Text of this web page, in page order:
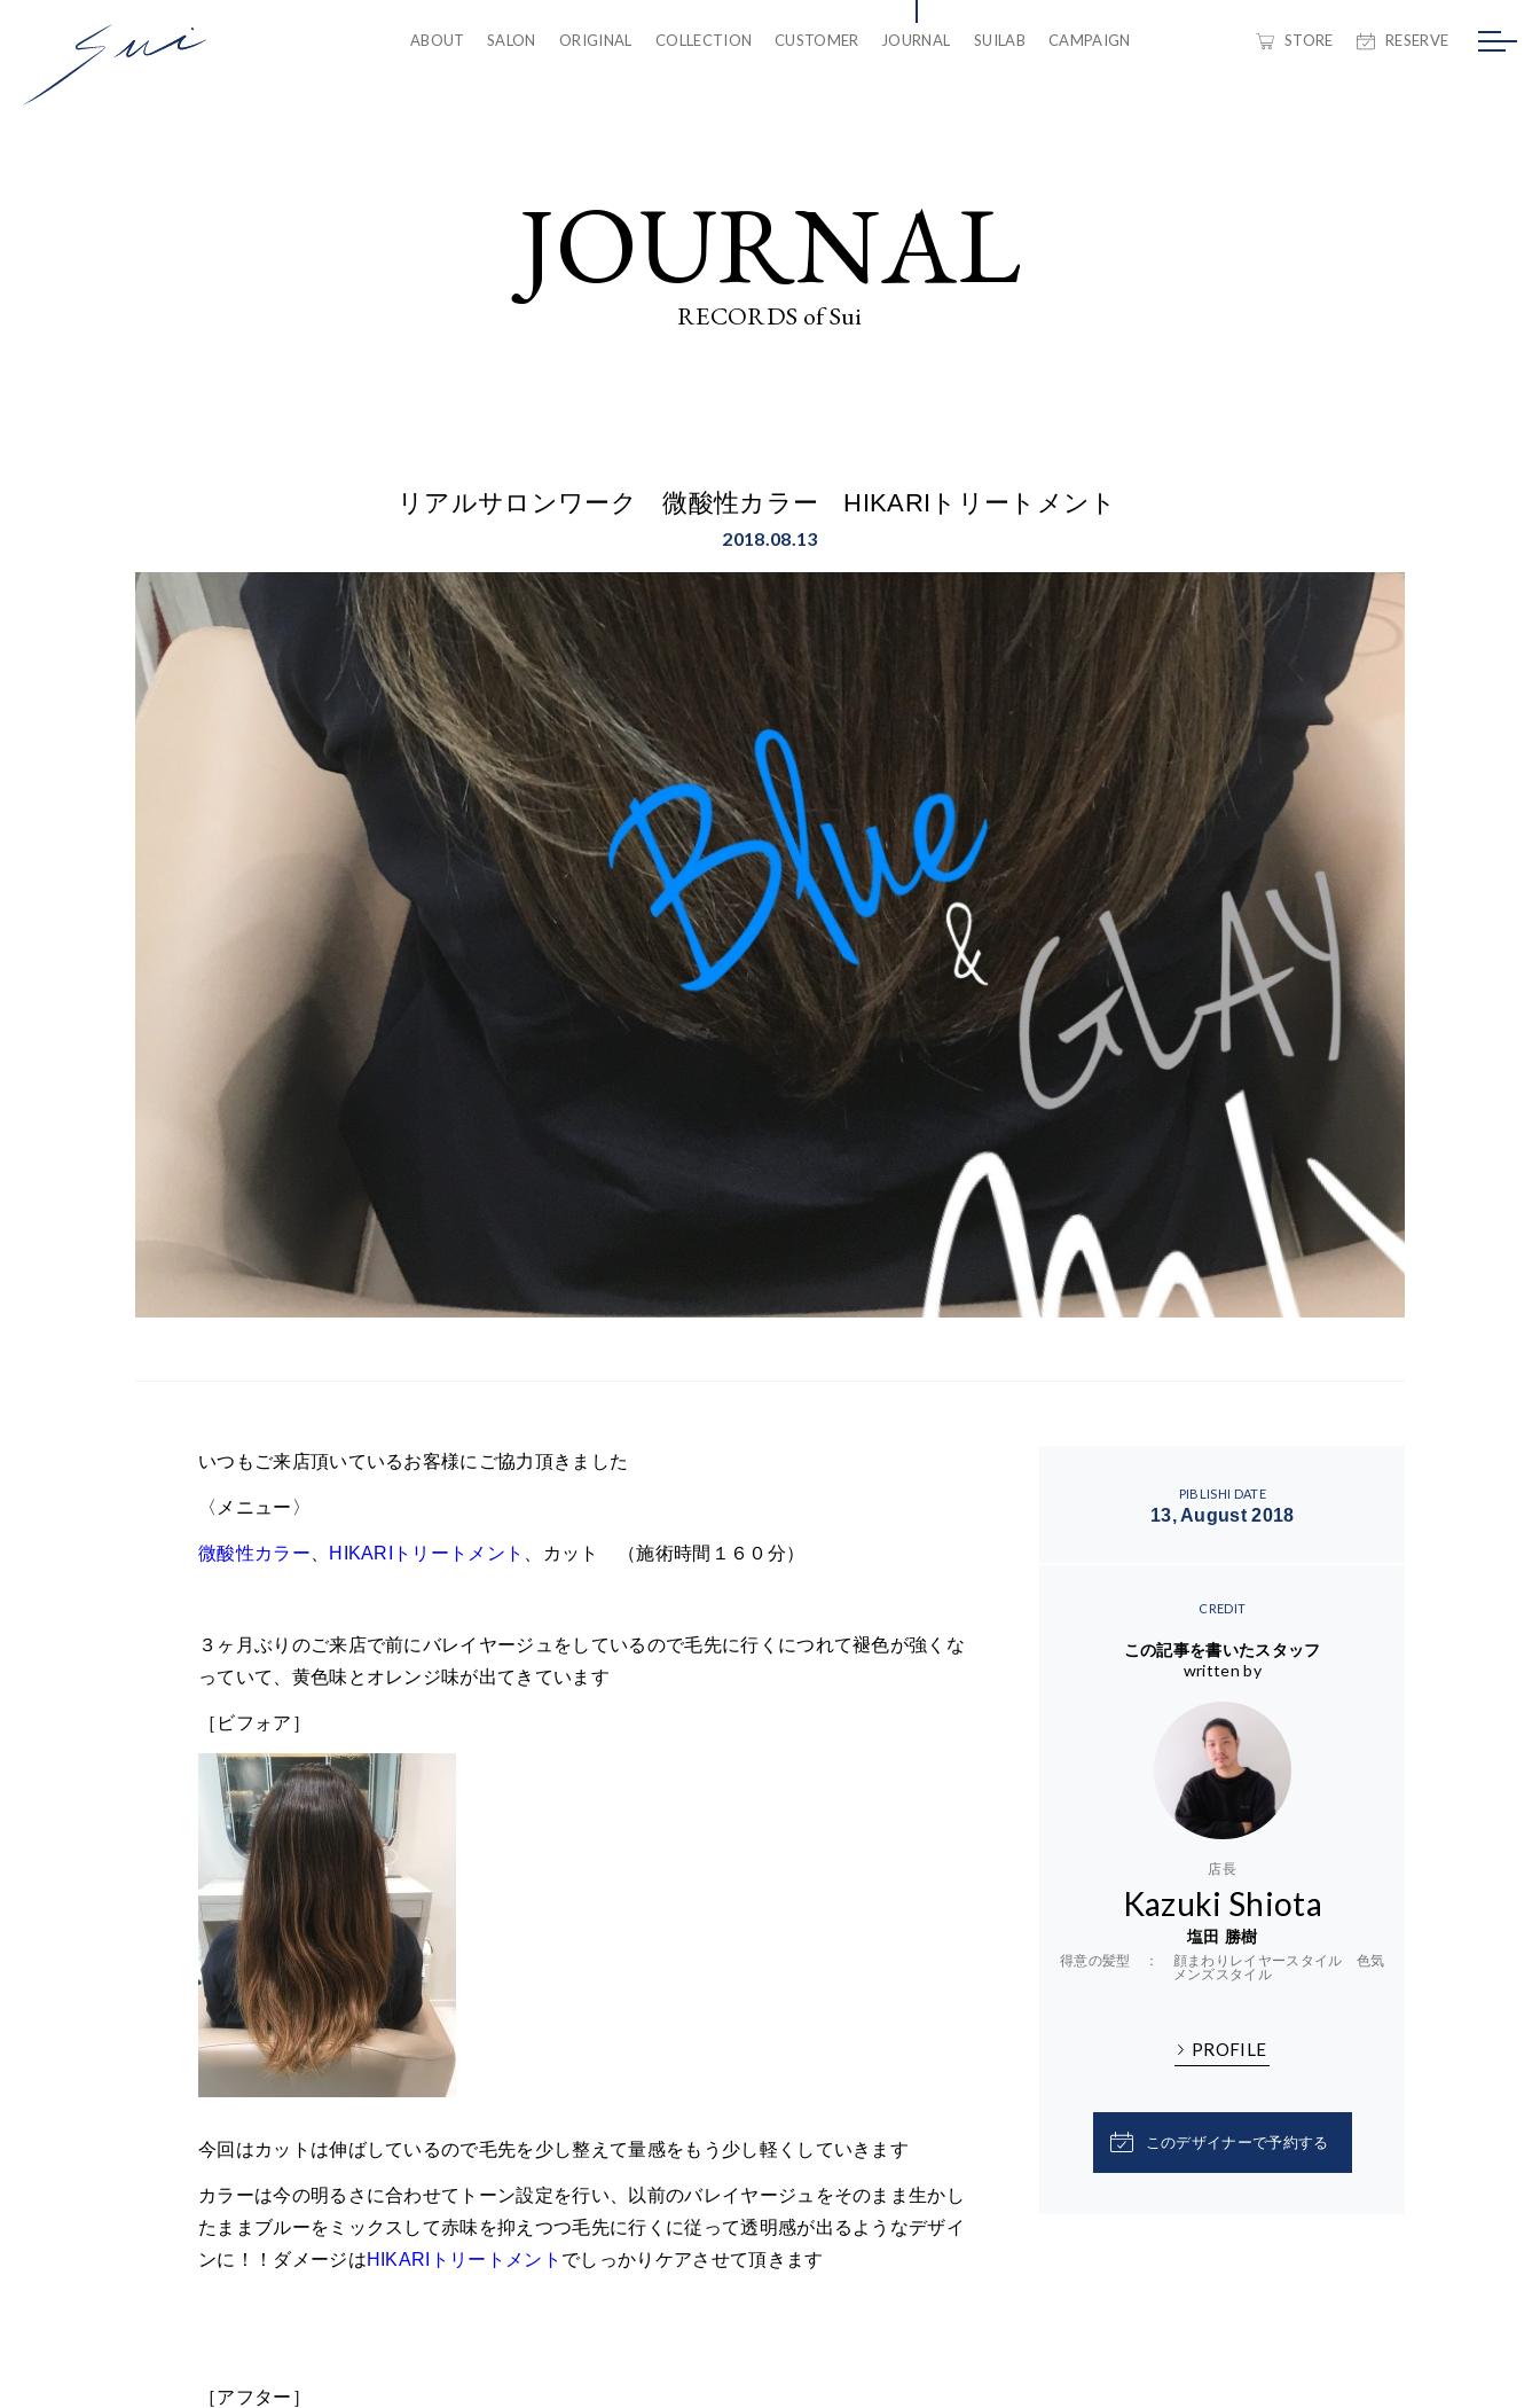
ABOUT SALON ORIGINAL COLLECTION CUSTOMER JOURNAL SUILAB CAMPAIGN STORE RESERVE
JOURNAL
RECORDS of Sui
リアルサロンワーク 微酸性カラー HIKARIトリートメント
2018.08.13
いつもご来店頂いているお客様にご協力頂きました
〈メニュー〉
微酸性カラー HIKARIトリートメント 、カット （施術時間１６０分）
３ヶ月ぶりのご来店で前にバレイヤージュをしているので毛先に行くにつれて褪色が強くな
っていて、黄色味とオレンジ味が出てきています
［ビフォア］
今回はカットは伸ばしているので毛先を少し整えて量感をもう少し軽くしていきます
カラーは今の明るさに合わせてトーン設定を行い、以前のバレイヤージュをそのまま生かし
たままブルーをミックスして赤味を抑えつつ毛先に行くに従って透明感が出るようなデザイ
ンに！！ダメージはHIKARIトリートメント でしっかりケアさせて頂きます
［アフター］
PIBLISHI DATE
13, August 2018
CREDIT
この記事を書いたスタッフ
written by
店長
Kazuki Shiota
塩田 勝樹
得意の髪型 ： 顔まわりレイヤースタイル 色気
メンズスタイル
PROFILE
このデザイナーで予約する